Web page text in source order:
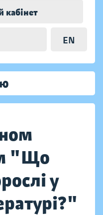
кабінет
EN
"Що
у